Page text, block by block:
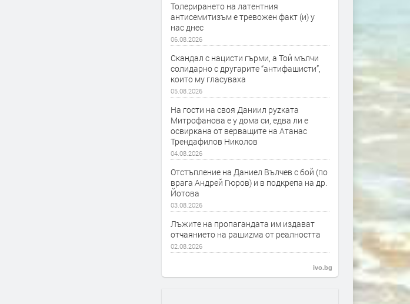
Толерирането на латентния
антисемитизъм е тревожен факт (и) у
нас днес
06.08.2026
Скандал с нацисти гърми, а Той мълчи
солидарно с другарите “антифашисти”,
които му гласуваха
05.08.2026
На гости на своя Даниил руzката
Митрофанова е у дома си, едва ли е
освиркана от верващите на Атанас
Трендафилов Николов
04.08.2026
Отстъпление на Даниел Вълчев с бой (по
врага Андрей Гюров) и в подкрепа на др.
Йотова
03.08.2026
Лъжите на пропагандата им издават
отчаянието на рашиzма от реалността
02.08.2026
ivo.bg